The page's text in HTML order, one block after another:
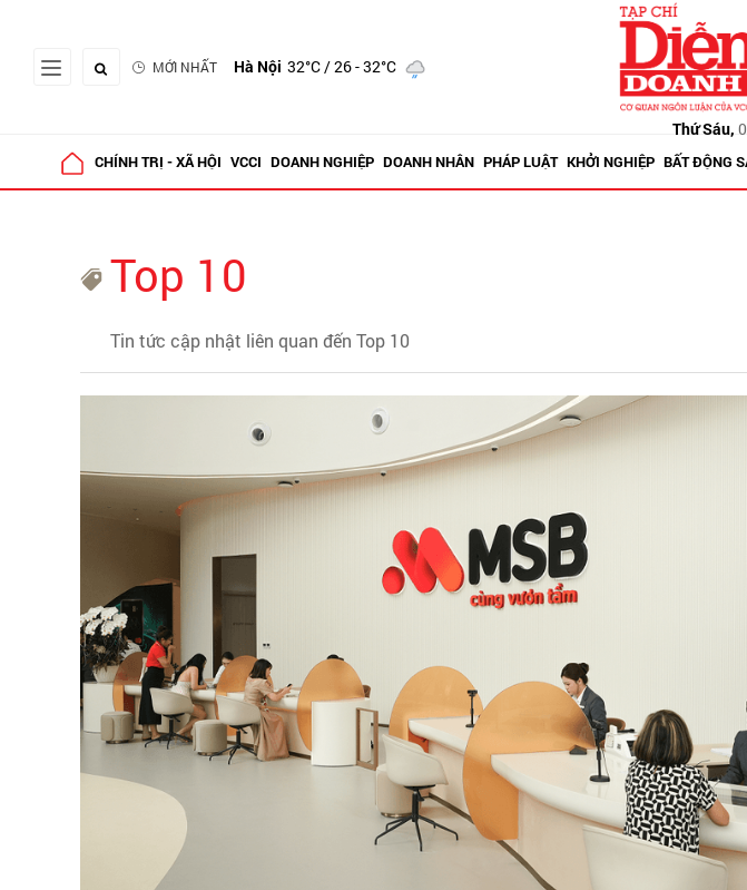
MỚI NHẤT Hà Nội 32°C/ 26 - 32°C
Thứ Sáu,
CHÍNH TRỊ - XÃ HỘI VCCI DOANH NGHIỆP DOANH NHÂN PHÁP LUẬT KHỞI NGHIỆP BẤT ĐỘNG
Top 10
Tin tức cập nhật liên quan đến Top 10